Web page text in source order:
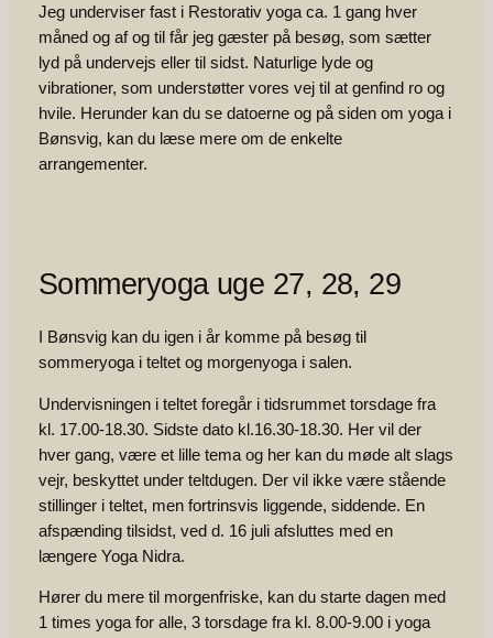
Jeg underviser fast i Restorativ yoga ca. 1 gang hver
måned og af og til får jeg gæster på besøg, som sætter
lyd på undervejs eller til sidst. Naturlige lyde og
vibrationer, som understøtter vores vej til at genfind ro og
hvile. Herunder kan du se datoerne og på siden om yoga i
Bønsvig, kan du læse mere om de enkelte
arrangementer.
Sommeryoga uge 27, 28, 29
I Bønsvig kan du igen i år komme på besøg til
sommeryoga i teltet og morgenyoga i salen.
Undervisningen i teltet foregår i tidsrummet torsdage fra
kl. 17.00-18.30. Sidste dato kl.16.30-18.30. Her vil der
hver gang, være et lille tema og her kan du møde alt slags
vejr, beskyttet under teltdugen. Der vil ikke være stående
stillinger i teltet, men fortrinsvis liggende, siddende. En
afspænding tilsidst, ved d. 16 juli afsluttes med en
længere Yoga Nidra.
Hører du mere til morgenfriske, kan du starte dagen med
1 times yoga for alle, 3 torsdage fra kl. 8.00-9.00 i yoga